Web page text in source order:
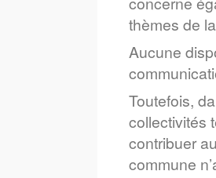
thèmes de
Aucune
Toutefois,
collectivités
contribuer
commune